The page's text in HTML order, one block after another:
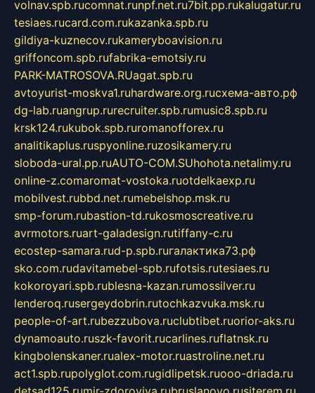
volnav.spb.rucomnat.runpf.net.ru7bit.pp.rukalugatur.ru
tesiaes.rucard.com.rukazanka.spb.ru
gildiya-kuznecov.rukameryboavision.ru
griffoncom.spb.rufabrika-emotsiy.ru
PARK-MATROSOVA.RUagat.spb.ru
avtoyurist-moskva1.ruhardware.org.ruсхема-авто.рф
dg-lab.ruangrup.rurecruiter.spb.rumusic8.spb.ru
krsk124.rukubok.spb.ruromanofforex.ru
analitikaplus.ruspyonline.ruzosikamery.ru
sloboda-ural.pp.ruAUTO-COM.SUhohota.netalimy.ru
online-z.comaromat-vostoka.ruotdelkaexp.ru
mobilvest.rubbd.net.rumebelshop.msk.ru
smp-forum.rubastion-td.rukosmoscreative.ru
avrmotors.ruart-galadesign.rutiffany-c.ru
ecostep-samara.rud-p.spb.ruгалактика73.рф
sko.com.rudavitamebel-spb.rufotsis.rutesiaes.ru
kokoroyari.spb.rublesna-kazan.rumossilver.ru
lenderoq.rusergeydobrin.rutochkazvuka.msk.ru
people-of-art.rubezzubova.ruclubtibet.ruorior-aks.ru
dynamoauto.ruszk-favorit.rucarlines.ruflatnsk.ru
kingbolenskaner.rualex-motor.ruastroline.net.ru
act1.spb.rupolyglot.com.rugidlipetsk.ruooo-driada.ru